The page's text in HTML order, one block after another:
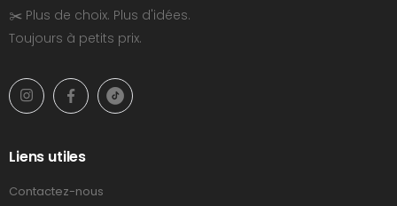
✂️ Plus de choix. Plus d'idées.
Toujours à petits prix.
Liens utiles
Contactez-nous